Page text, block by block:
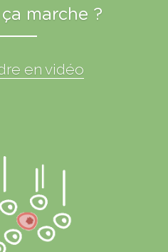
marche ?
en vidéo